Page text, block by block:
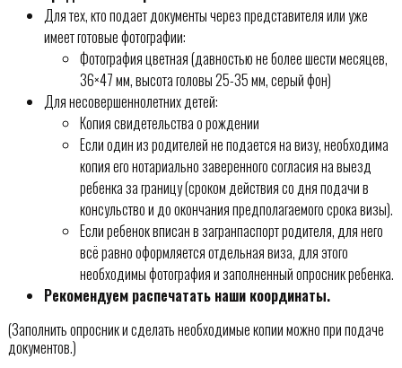
Для тех, кто подает документы через представителя или уже
имеет готовые фотографии:
Фотография цветная (давностью не более шести месяцев,
36×47 мм, высота головы 25-35 мм, серый фон)
Для несовершеннолетних детей:
Копия свидетельства о рождении
Если один из родителей не подается на визу, необходима
копия его нотариально заверенного согласия на выезд
ребенка за границу (сроком действия со дня подачи в
консульство и до окончания предполагаемого срока визы).
Если ребенок вписан в загранпаспорт родителя, для него
всё равно оформляется отдельная виза, для этого
необходимы фотография и заполненный опросник ребенка.
Рекомендуем распечатать наши координаты.
(Заполнить опросник и сделать необходимые копии можно при подаче
документов.)